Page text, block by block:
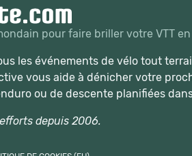
pour faire briller votre VTT
les événements de vélo tout
vous aide à dénicher votre
ou de descente planifiées
depuis 2006.